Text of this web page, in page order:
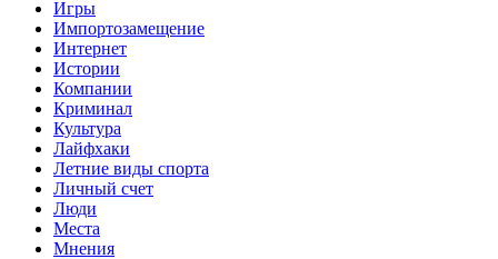
Игры
Импортозамещение
Интернет
Истории
Компании
Криминал
Культура
Лайфхаки
Летние виды спорта
Личный счет
Люди
Места
Мнения